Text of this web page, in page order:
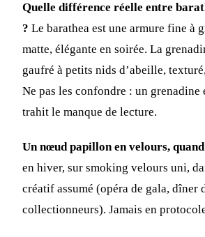
Quelle différence réelle entre
? Le barathea est une armure fine à
matte, élégante en soirée. La
gaufré à petits nids d’abeille,
Ne pas les confondre : un grenadine
trahit le manque de lecture.
Un nœud papillon en velours,
en hiver, sur smoking velours uni,
créatif assumé (opéra de gala, dîner
collectionneurs). Jamais en